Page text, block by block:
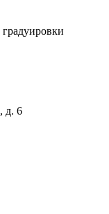
градуировки
д. 6